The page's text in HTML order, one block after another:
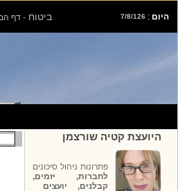
היום :
7/8/126 ביטוח - דף
היועצת קטיה שורצמן
פתרונות ניהול סיכונים
לחברות, יזמים,
קבלנים, יועצים